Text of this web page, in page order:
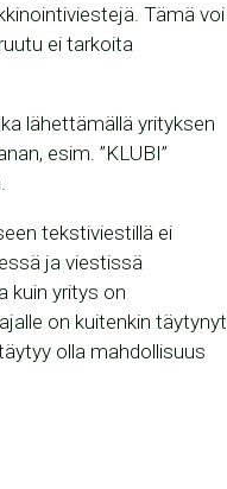
Tämä voi
ei tarkoita
lähettämällä yrityksen
esim. ”KLUBI”
tekstiviestillä ei
ja viestissä
kuin yritys on
on kuitenkin täytynyt
olla mahdollisuus